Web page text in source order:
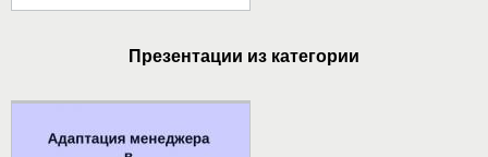
Презентации из категории